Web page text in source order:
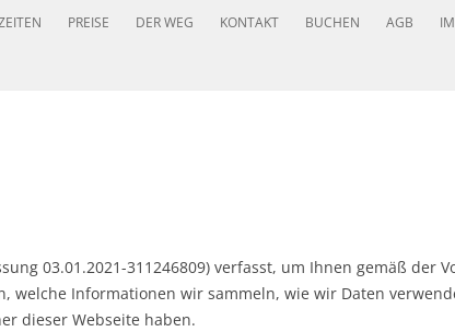
Inhalt
PREISE DER WEG KONTAKT BUCHEN AGB
03.01.2021-311246809) verfasst, um Ihnen gemäß der
welche Informationen wir sammeln, wie wir Daten
dieser Webseite haben.